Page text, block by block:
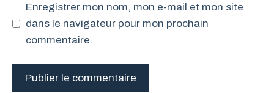
Enregistrer mon nom, mon e-mail et mon site
dans le navigateur pour mon prochain
commentaire.